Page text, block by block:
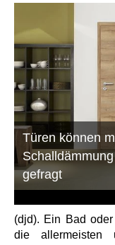
Türen können
gefragt
(djd). Ein Bad
die allermeisten